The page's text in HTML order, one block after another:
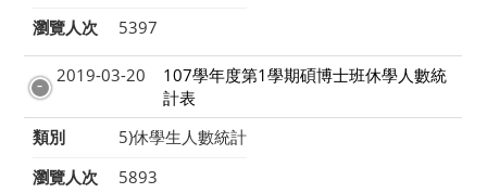
瀏覽人次
5397
2019-03-20
107學年度第1學期碩博士班休學人數統
計表
類別
5)休學生人數統計
瀏覽人次
5893